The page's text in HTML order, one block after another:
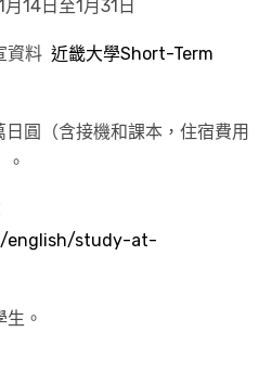
14日至1月31日
資料 近畿大學Short-Term
圓（含接機和課本，住宿費用
english/study-at-
生。